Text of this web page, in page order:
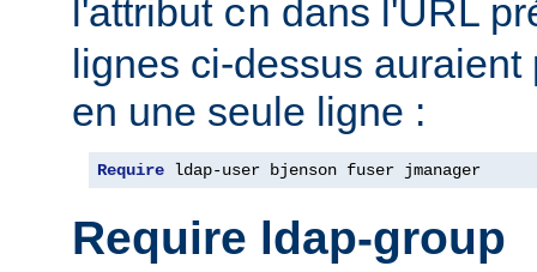
l'attribut cn dans l'URL
lignes ci-dessus
en une seule ligne :
Require ldap-user bjenson fuser jmanager
Require ldap-group